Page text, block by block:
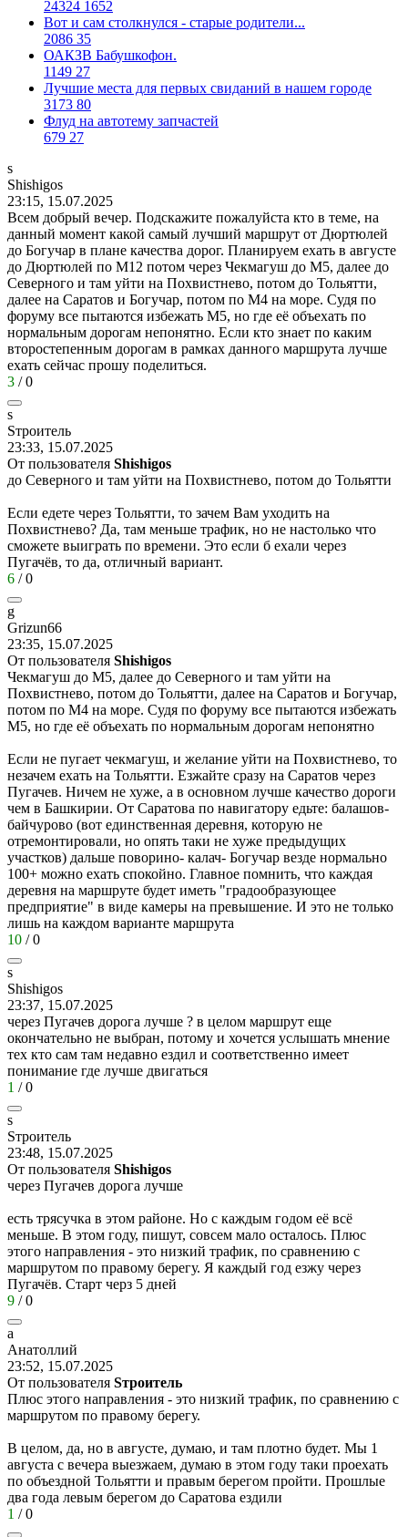
24324 1652
Вот и сам столкнулся - старые родители...
2086 35
ОАКЗВ Бабушкофон.
1149 27
Лучшие места для первых свиданий в нашем городе
3173 80
Флуд на автотему запчастей
679 27
s
Shishigos
23:15, 15.07.2025
Всем добрый вечер. Подскажите пожалуйста кто в теме, на
данный момент какой самый лучший маршрут от Дюртюлей
до Богучар в плане качества дорог. Планируем ехать в августе
до Дюртюлей по М12 потом через Чекмагуш до М5, далее до
Северного и там уйти на Похвистнево, потом до Тольятти,
далее на Саратов и Богучар, потом по М4 на море. Судя по
форуму все пытаются избежать М5, но где её объехать по
нормальным дорогам непонятно. Если кто знает по каким
второстепенным дорогам в рамках данного маршрута лучше
ехать сейчас прошу поделиться.
3 /0
s
Sтроитель
23:33, 15.07.2025
От пользователя Shishigos
до Северного и там уйти на Похвистнево, потом до Тольятти
Если едете через Тольятти, то зачем Вам уходить на
Похвистнево? Да, там меньше трафик, но не настолько что
сможете выиграть по времени. Это если б ехали через
Пугачёв, то да, отличный вариант.
6 /0
g
Grizun66
23:35, 15.07.2025
От пользователя Shishigos
Чекмагуш до М5, далее до Северного и там уйти на
Похвистнево, потом до Тольятти, далее на Саратов и Богучар,
потом по М4 на море. Судя по форуму все пытаются избежать
М5, но где её объехать по нормальным дорогам непонятно
Если не пугает чекмагуш, и желание уйти на Похвистнево, то
незачем ехать на Тольятти. Езжайте сразу на Саратов через
Пугачев. Ничем не хуже, а в основном лучше качество дороги
чем в Башкирии. От Саратова по навигатору едьте: балашов-
байчурово (вот единственная деревня, которую не
отремонтировали, но опять таки не хуже предыдущих
участков) дальше поворино- калач- Богучар везде нормально
100+ можно ехать спокойно. Главное помнить, что каждая
деревня на маршруте будет иметь "градообразующее
предприятие" в виде камеры на превышение. И это не только
лишь на каждом варианте маршрута
10 /0
s
Shishigos
23:37, 15.07.2025
через Пугачев дорога лучше ? в целом маршрут еще
окончательно не выбран, потому и хочется услышать мнение
тех кто сам там недавно ездил и соответственно имеет
понимание где лучше двигаться
1 /0
s
Sтроитель
23:48, 15.07.2025
От пользователя Shishigos
через Пугачев дорога лучше
есть трясучка в этом районе. Но с каждым годом её всё
меньше. В этом году, пишут, совсем мало осталось. Плюс
этого направления - это низкий трафик, по сравнению с
маршрутом по правому берегу. Я каждый год езжу через
Пугачёв. Старт черз 5 дней
9 /0
а
Анатоллий
23:52, 15.07.2025
От пользователя Sтроитель
Плюс этого направления - это низкий трафик, по сравнению с
маршрутом по правому берегу.
В целом, да, но в августе, думаю, и там плотно будет. Мы 1
августа с вечера выезжаем, думаю в этом году таки проехать
по объездной Тольятти и правым берегом пройти. Прошлые
два года левым берегом до Саратова ездили
1 /0